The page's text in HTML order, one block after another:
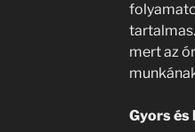
mert az
Gyors és